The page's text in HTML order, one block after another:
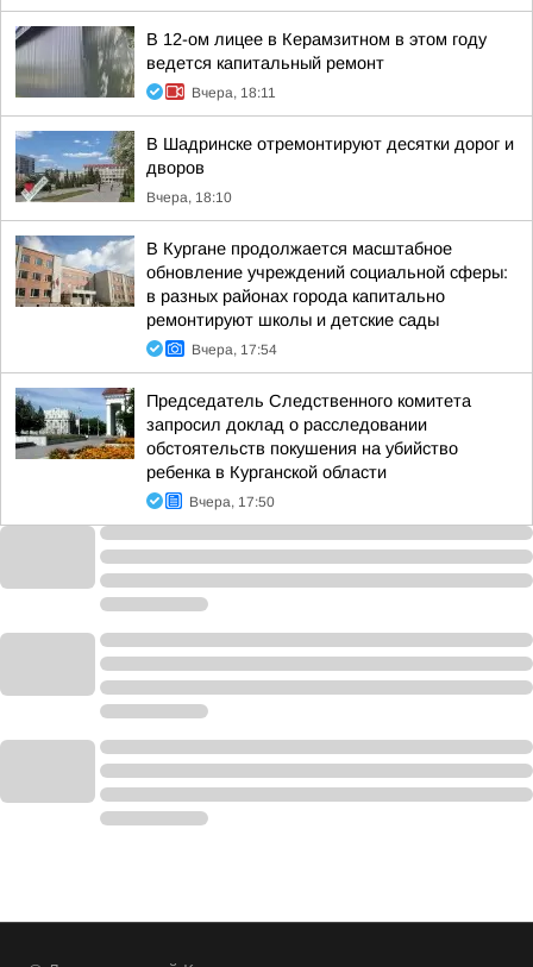
В 12-ом лицее в Керамзитном в этом году
ведется капитальный ремонт
Вчера, 18:11
В Шадринске отремонтируют десятки дорог и
дворов
Вчера, 18:10
В Кургане продолжается масштабное
обновление учреждений социальной сферы:
в разных районах города капитально
ремонтируют школы и детские сады
Вчера, 17:54
Председатель Следственного комитета
запросил доклад о расследовании
обстоятельств покушения на убийство
ребенка в Курганской области
Вчера, 17:50